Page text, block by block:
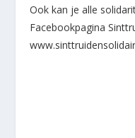
Ook kan je alle
Facebookpagina